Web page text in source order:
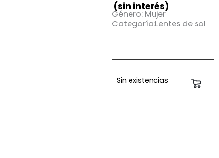
(sin interés)
Género: Mujer
Categoría:Lentes de sol
Sin existencias